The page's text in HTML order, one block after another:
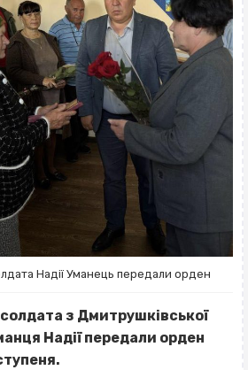
Надії Уманець передали орден
з Дмитрушківської
Надії передали орден